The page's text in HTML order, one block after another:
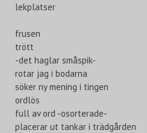
lekplatser
frusen
trött
-det haglar småspik-
rotar jag i bodarna
söker ny mening i tingen
ordlös
full av ord -osorterade-
placerar ut tankar i trädgården